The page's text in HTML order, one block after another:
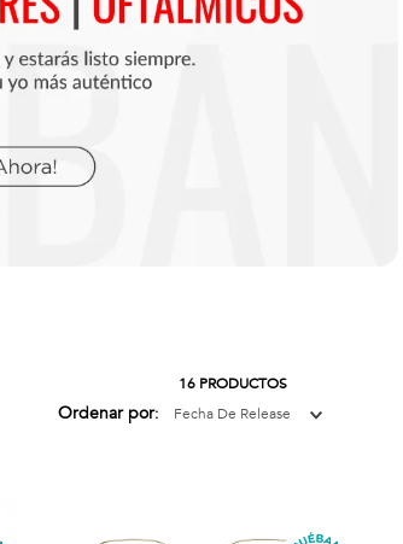
16 PRODUCTOS
Ordenar por Fecha De Release